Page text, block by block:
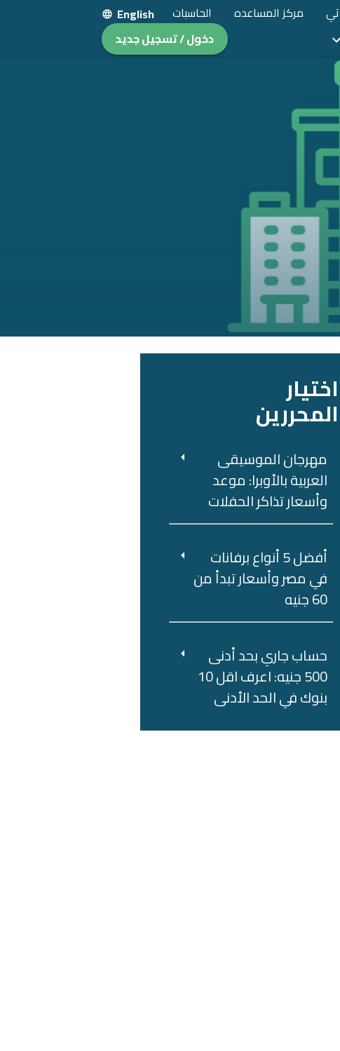
مركز المساعده الحاسبات
English
دخول / تسجيل جديد
اختيار
المحررين
مهرجان الموسيقى
العربية بالأوبرا: موعد
وأسعار تذاكر الحفلات
أفضل 5 أنواع برفانات
في مصر وأسعار تبدأ من
60 جنيه
حساب جاري بحد أدنى
500 جنيه: اعرف اقل 10
بنوك في الحد الأدنى